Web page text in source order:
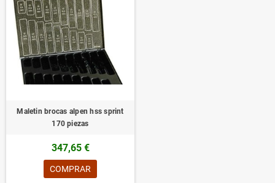
Maletin brocas alpen hss sprint
170 piezas
347,65 €
COMPRAR